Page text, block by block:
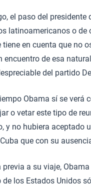
el paso del
latinoamericanos o de
tiene en cuenta que no
encuentro de esa
del partido
Obama sí se verá
o vetar este tipo de
y no hubiera aceptado
que con su
previa a su viaje,
de los Estados Unidos